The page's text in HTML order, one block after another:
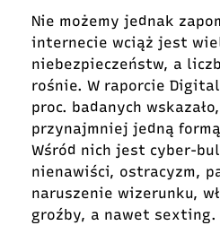
Nie możemy jednak
internecie wciąż jest
niebezpieczeństw, a
rośnie. W raporcie
proc. badanych
przynajmniej jedną
Wśród nich jest cyber-
nienawiści, ostracyzm,
naruszenie wizerunku,
groźby, a nawet sexting.